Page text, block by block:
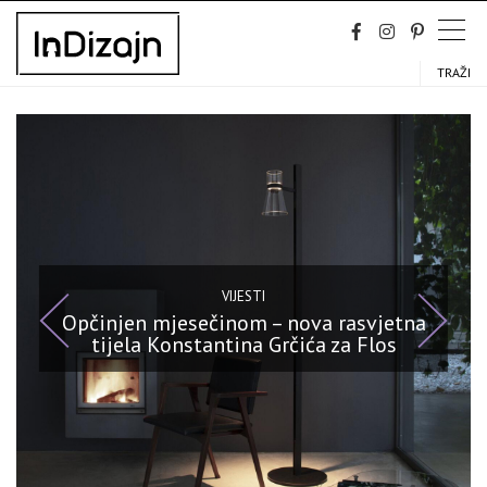
Skip
content
TRAŽI
VIJESTI
Opčinjen mjesečinom – nova rasvjetna
tijela Konstantina Grčića za Flos